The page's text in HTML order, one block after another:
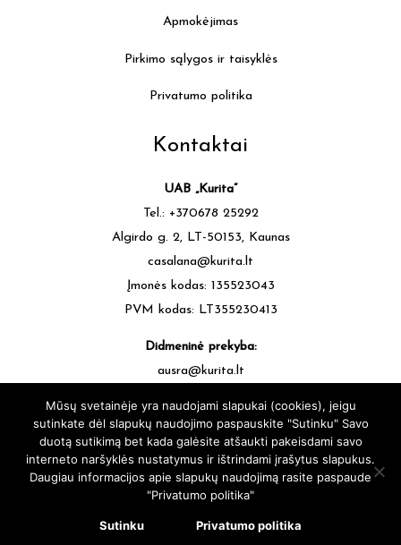
Apmokėjimas
Pirkimo sąlygos ir taisyklės
Privatumo politika
Kontaktai
UAB „Kurita”
Tel.: +370678 25292
Algirdo g. 2, LT-50153, Kaunas
casalana@kurita.lt
Įmonės kodas: 135523043
PVM kodas: LT355230413
Didmeninė prekyba:
ausra@kurita.lt
casalana.lt - Siūlų Namai Kaune - Visos teisės saugomos © 2025 |
sukūrė:
svetainesideja.lt
Mūsų svetainėje yra naudojami slapukai (cookies), jeigu
sutinkate dėl slapukų naudojimo paspauskite "Sutinku" Savo
duotą sutikimą bet kada galėsite atšaukti pakeisdami savo
interneto naršyklės nustatymus ir ištrindami įrašytus slapukus.
Daugiau informacijos apie slapukų naudojimą rasite paspaude
"Privatumo politika"
Sutinku Privatumo politika